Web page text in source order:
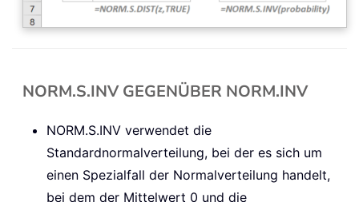
NORM.S.INV GEGENÜBER NORM.INV
NORM.S.INV verwendet die
Standardnormalverteilung, bei der es sich um
einen Spezialfall der Normalverteilung handelt,
bei dem der Mittelwert 0 und die